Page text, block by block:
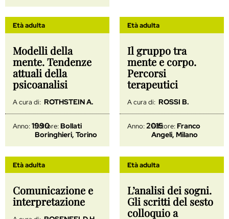
Età adulta
Modelli della
mente. Tendenze
attuali della
psicoanalisi
A cura di: ROTHSTEIN A.
Anno:1990
Editore:Bollati
Boringhieri, Torino
Età adulta
Il gruppo tra
mente e corpo.
Percorsi
terapeutici
A cura di: ROSSI B.
Anno:2015
Editore:Franco
Angeli, Milano
Età adulta
Comunicazione e
interpretazione
Età adulta
L’analisi dei sogni.
Gli scritti del sesto
colloquio a